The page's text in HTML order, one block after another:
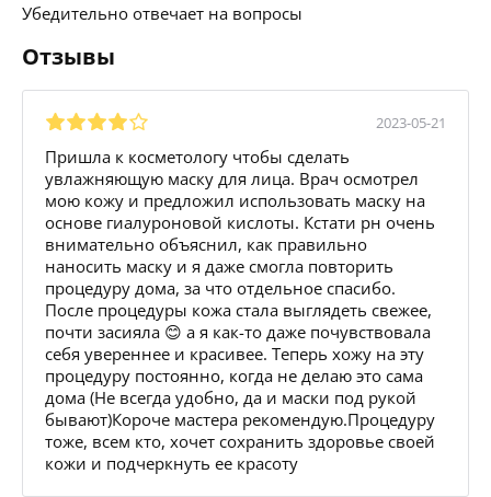
Убедительно отвечает на вопросы
Отзывы
2023-05-21
Пришла к косметологу чтобы сделать
увлажняющую маску для лица. Врач осмотрел
мою кожу и предложил использовать маску на
основе гиалуроновой кислоты. Кстати рн очень
внимательно объяснил, как правильно
наносить маску и я даже смогла повторить
процедуру дома, за что отдельное спасибо.
После процедуры кожа стала выглядеть свежее,
почти засияла 😊 а я как-то даже почувствовала
себя увереннее и красивее. Теперь хожу на эту
процедуру постоянно, когда не делаю это сама
дома (Не всегда удобно, да и маски под рукой
бывают)Короче мастера рекомендую.Процедуру
тоже, всем кто, хочет сохранить здоровье своей
кожи и подчеркнуть ее красоту